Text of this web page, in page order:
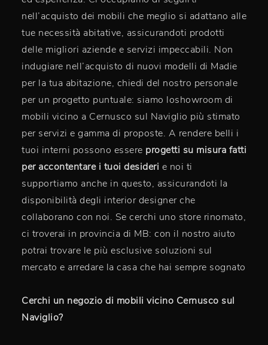
nell’acquisto dei mobili che meglio si adattano alle
tue necessità abitative, assicurandoti prodotti
delle migliori aziende e servizi impeccabili. Non
indugiare nell’acquisto di nuovi modelli di Madie
per la tua abitazione, chiedi del nostro personale
per un progetto puntuale: siamo loshowroom di
mobili vicino a Cernusco sul Naviglio più stimato
per servizi e gamma di proposte. A rendere belli i
tuoi interni possono essere progetti su misura fatti
per accontentare i tuoi desideri e noi ti
supportiamo anche in questo, assicurandoti la
disponibilità degli interior designer che
collaborano con noi. Se cerchi uno store rinomato,
ci troverai in provincia di MB: con il nostro aiuto
potrai trovare le più esclusive soluzioni sul
mercato e arredare la casa che hai sempre sognato
Cerchi un negozio di mobili vicino Cernusco sul
Naviglio?